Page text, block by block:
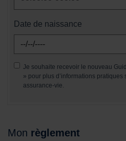
Date de naissance
Je souhaite recevoir le nouveau
» pour plus d’informations
assurance-vie.
Mon règlement